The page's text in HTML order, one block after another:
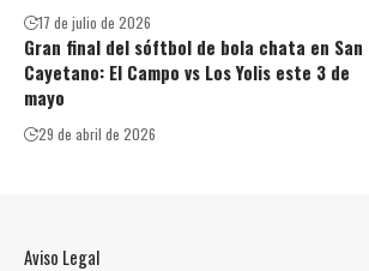
17 de julio de 2026
Gran final del sóftbol de bola chata en San
Cayetano: El Campo vs Los Yolis este 3 de
mayo
29 de abril de 2026
Aviso Legal